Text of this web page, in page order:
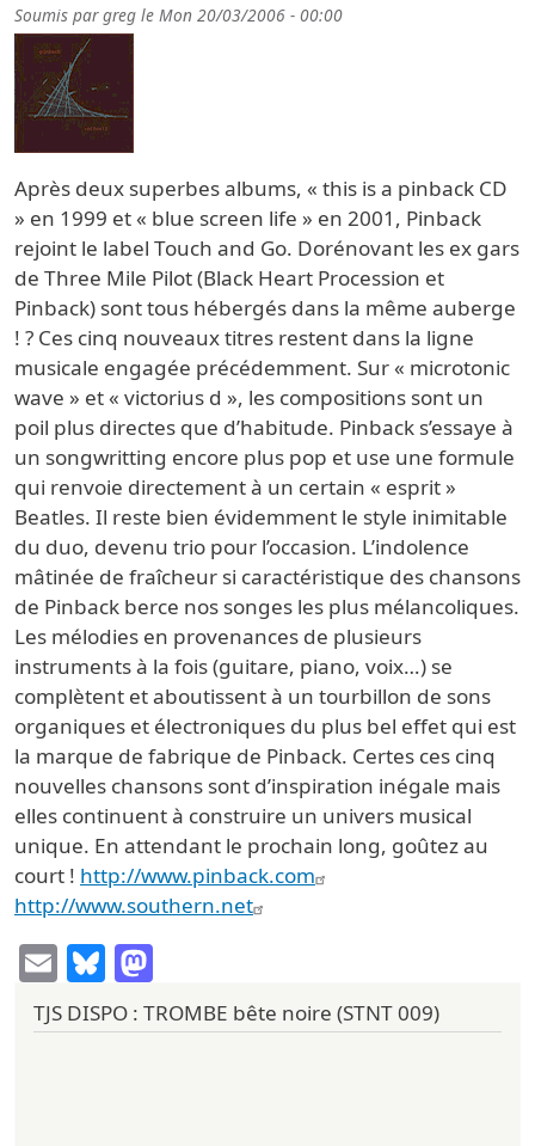
Soumis pargreg le Mon 20/03/2006 - 00:00
Après deux superbes albums, « this is a pinback CD
» en 1999 et « blue screen life » en 2001, Pinback
rejoint le label Touch and Go. Dorénovant les ex gars
de Three Mile Pilot (Black Heart Procession et
Pinback) sont tous hébergés dans la même auberge
! ? Ces cinq nouveaux titres restent dans la ligne
musicale engagée précédemment. Sur « microtonic
wave » et « victorius d », les compositions sont un
poil plus directes que d’habitude. Pinback s’essaye à
un songwritting encore plus pop et use une formule
qui renvoie directement à un certain « esprit »
Beatles. Il reste bien évidemment le style inimitable
du duo, devenu trio pour l’occasion. L’indolence
mâtinée de fraîcheur si caractéristique des chansons
de Pinback berce nos songes les plus mélancoliques.
Les mélodies en provenances de plusieurs
instruments à la fois (guitare, piano, voix…) se
complètent et aboutissent à un tourbillon de sons
organiques et électroniques du plus bel effet qui est
la marque de fabrique de Pinback. Certes ces cinq
nouvelles chansons sont d’inspiration inégale mais
elles continuent à construire un univers musical
unique. En attendant le prochain long, goûtez au
court ! http://www.pinback.com
http://www.southern.net
EmailBluesky
TJS DISPO : TROMBE bête noire (STNT 009)